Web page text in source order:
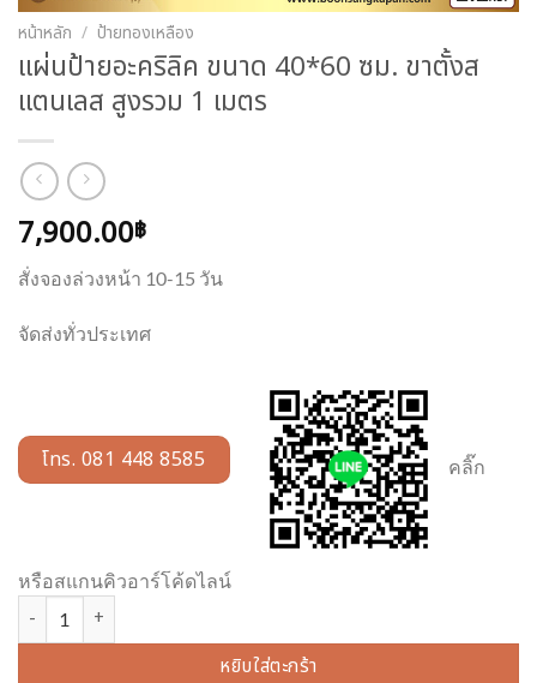
หน้าหลัก / ป้ายทองเหลือง
แผ่นป้ายอะคริลิค ขนาด 40*60 ซม. ขาตั้งส
แตนเลส สูงรวม 1 เมตร
7,900.00฿
สั่งจองล่วงหน้า 10-15 วัน
จัดส่งทั่วประเทศ
โทร. 081 448 8585 คลิ๊ก
หรือสแกนคิวอาร์โค้ดไลน์
จำนวน แผ่นป้ายอะคริลิค ขนาด 40*60 ซม. ขาตั้งสแตนเลส สูงรวม 1 เ
หยิบใส่ตะกร้า